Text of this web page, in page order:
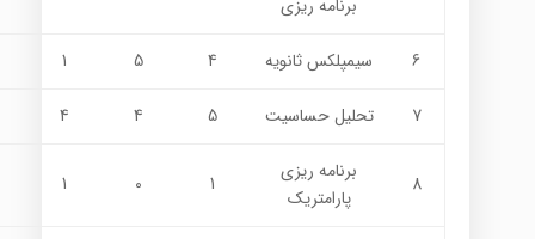
برنامه ريزي
6 سيمپلكس ثانويه 4
5
1
7 تحليل حساسيت 5
4
4
8
برنامه ريزي
پارامتريك
1
0
1